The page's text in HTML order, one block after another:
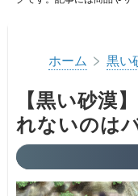
ホーム > 黒い
【黒い砂漠
れないのは